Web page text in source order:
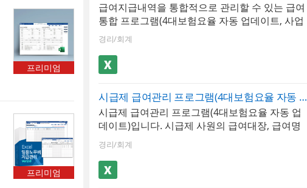
프리미엄
프리미엄
급여지급내역을 통합적으로 관리할 수 있는 급여
통합 프로그램(4대보험요율 자동 업데이트, 사업
소득, 종합소득세 신고자용)입니다. 급여내역을
월별로 입력, 저장, 검색할 수 있습니다. [사원정
보] 시트에서 종합소득세 신고자용으로 선택하면
소득세를 계산할 수 있습니다. 4대보험 자동계산
소득세, 지방소득세, 고용보험, 국민연금, 건강보
험, 장기요양보험 등이 자동 계산됩니다. 급여지
급항목 및 공제항목은 최대 20개까지 추가할 수
있으며, 저장된 급여내역은 급여대장, 급여명세
있습니다. 사원 정보를 바탕으로 재직증명서, 경
력증명서, 퇴직증명서 자동발급이 가능합니다. 엑
경리/회계
시급제 급여관리 프로그램(4대보험요율 자동 업데이트, 급여대장, 급여명세서, 급여입금내역서, 급여통계관리)
시급제 급여관리 프로그램(4대보험요율 자동 업
데이트)입니다. 시급제 사원의 급여대장, 급여명
세서, 급여입금 내역서를 한번에 관리할 수 있는
엑셀 프로그램입니다. [사원관리]시트에 입력하
는 직책수당, 기본급, 연장수당, 야간수당, 휴일수
당과 [근무시간] 시트에 입력 및 저장하는 근무현
경리/회계